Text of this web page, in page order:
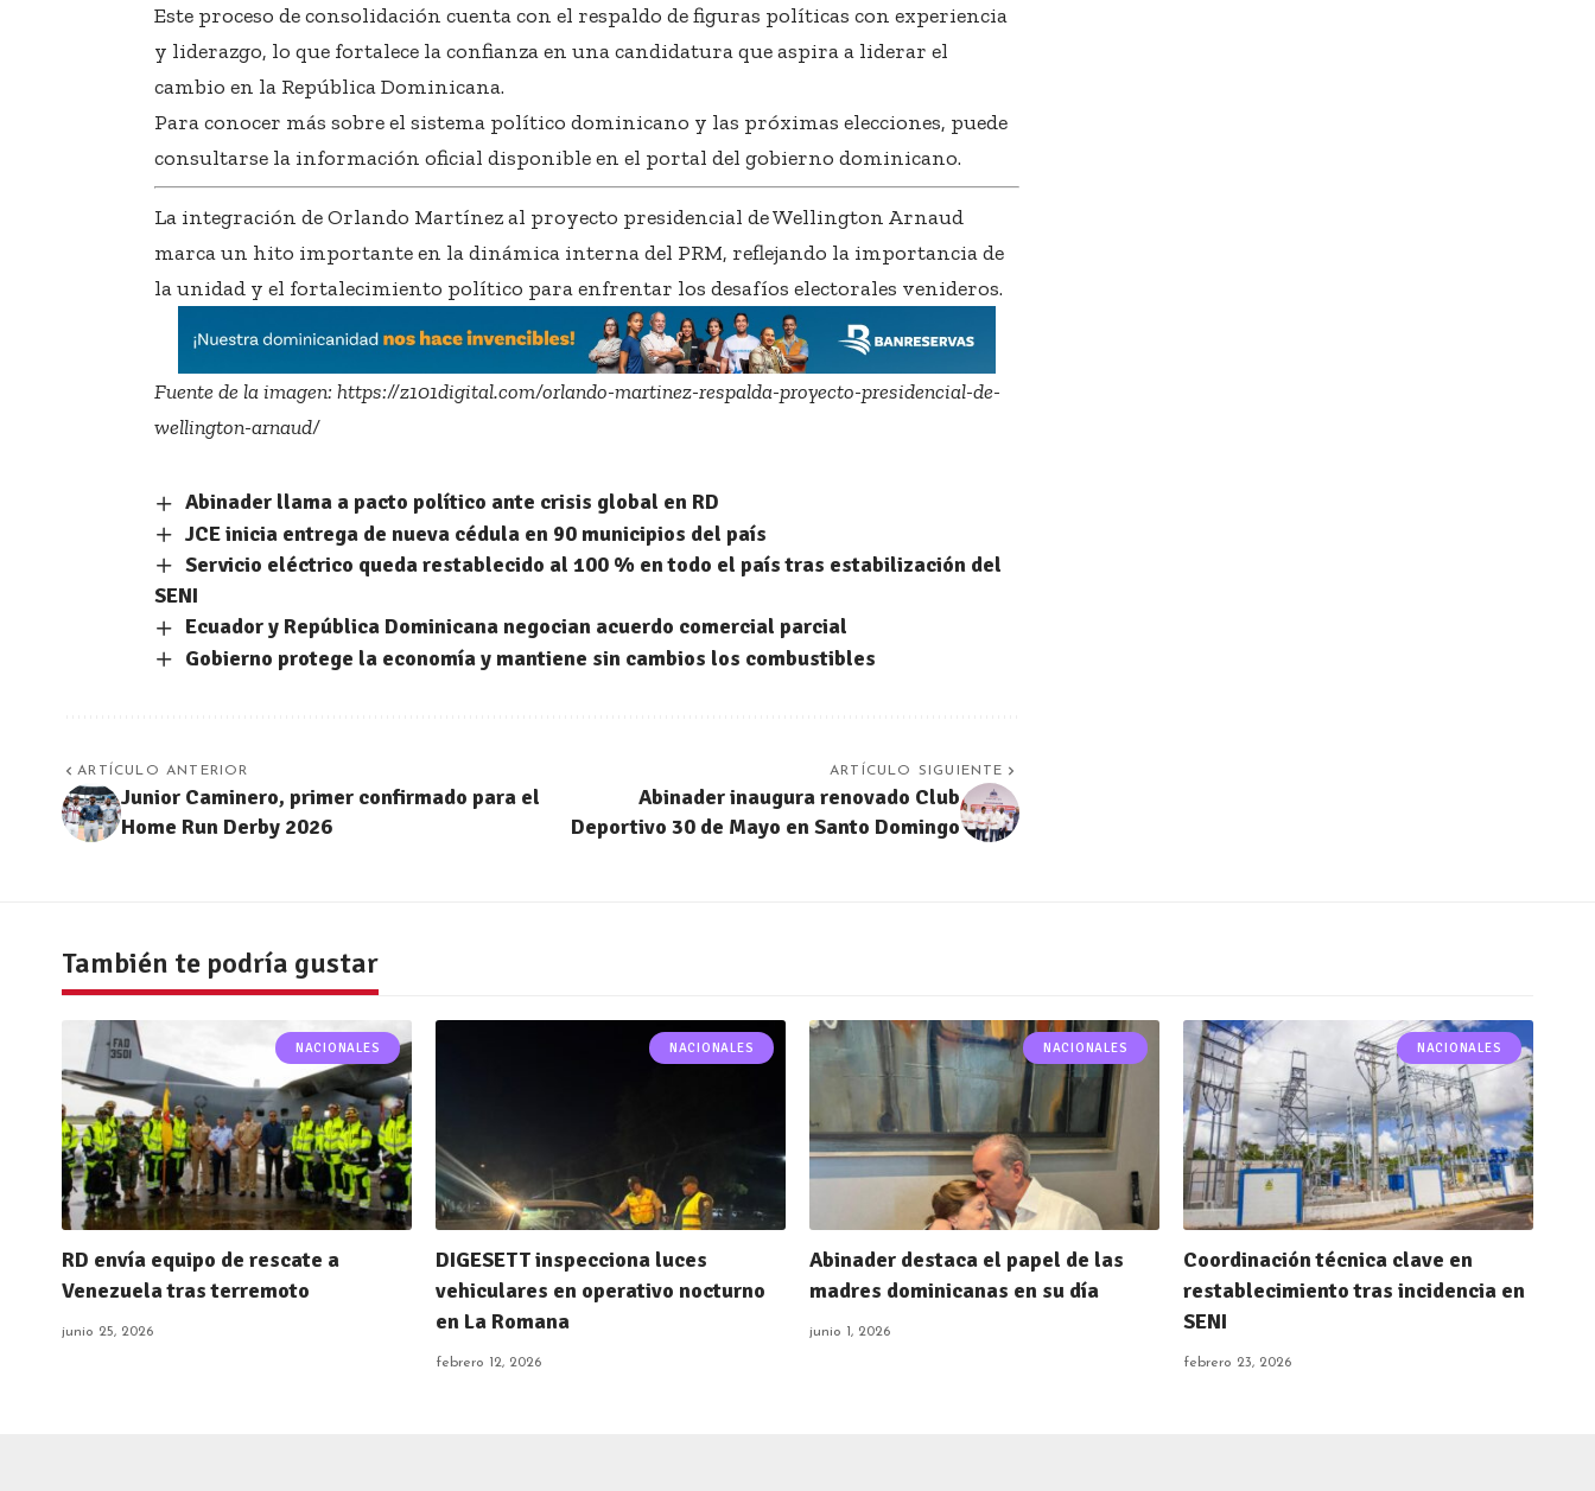
Este proceso de consolidación cuenta con el respaldo de figuras políticas con experiencia
y liderazgo, lo que fortalece la confianza en una candidatura que aspira a liderar el
cambio en la República Dominicana.
Para conocer más sobre el sistema político dominicano y las próximas elecciones, puede
consultarse la información oficial disponible en el portal del gobierno dominicano.
La integración de Orlando Martínez al proyecto presidencial de Wellington Arnaud
marca un hito importante en la dinámica interna del PRM, reflejando la importancia de
la unidad y el fortalecimiento político para enfrentar los desafíos electorales venideros.
Fuente de la imagen: https://z101digital.com/orlando-martinez-respalda-proyecto-presidencial-de-
wellington-arnaud/
Abinader llama a pacto político ante crisis global en RD
JCE inicia entrega de nueva cédula en 90 municipios del país
Servicio eléctrico queda restablecido al 100 % en todo el país tras estabilización del
SENI
Ecuador y República Dominicana negocian acuerdo comercial parcial
Gobierno protege la economía y mantiene sin cambios los combustibles
ARTÍCULO ANTERIOR
Junior Caminero, primer confirmado para el
Home Run Derby 2026
ARTÍCULO SIGUIENTE
Abinader inaugura renovado Club
Deportivo 30 de Mayo en Santo Domingo
También te podría gustar
NACIONALES
RD envía equipo de rescate a
Venezuela tras terremoto
junio 25, 2026
NACIONALES
DIGESETT inspecciona luces
vehiculares en operativo nocturno
en La Romana
febrero 12, 2026
NACIONALES
Abinader destaca el papel de las
madres dominicanas en su día
junio 1, 2026
NACIONALES
Coordinación técnica clave en
restablecimiento tras incidencia en
SENI
febrero 23, 2026